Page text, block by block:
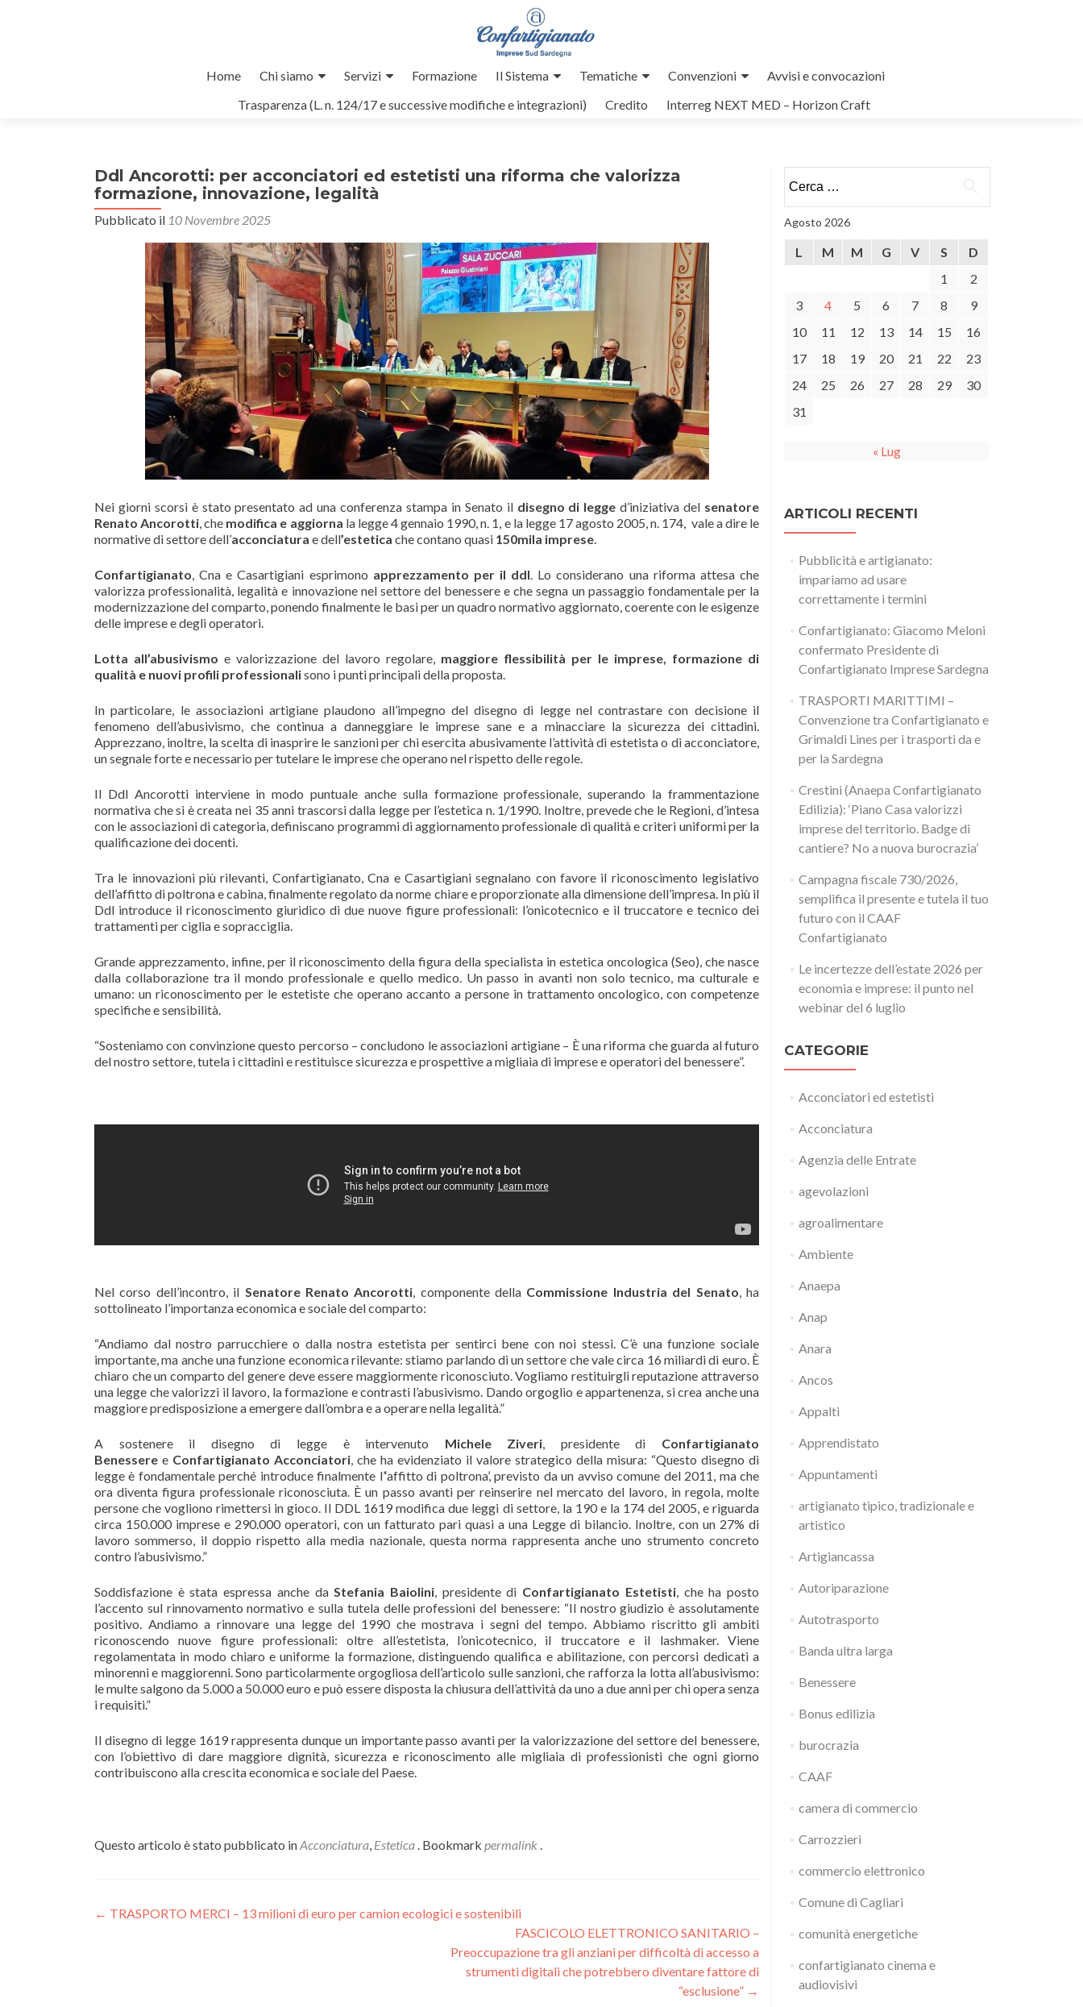
Home Chi siamo Servizi Formazione Il Sistema Tematiche Convenzioni
Avvisi e convocazioni
Trasparenza (L. n. 124/17 e successive modifiche e integrazioni)
Credito Interreg NEXT MED – Horizon Craft
Ddl Ancorotti: per acconciatori ed estetisti una riforma che valorizza
formazione, innovazione, legalità
Pubblicato il 10 Novembre 2025
Nei giorni scorsi è stato presentato ad una conferenza stampa in Senato ildisegno di legge d’iniziativa del senatore
Renato Ancorotti, che modifica e aggiorna la legge 4 gennaio 1990, n. 1, e la legge 17 agosto 2005, n. 174, vale a dire le
normative di settore dell’acconciatura e dell’estetica che contano quasi 150mila imprese.
Confartigianato, Cna e Casartigiani esprimono apprezzamento per il ddl. Lo considerano una riforma attesa che
valorizza professionalità, legalità e innovazione nel settore del benessere e che segna un passaggio fondamentale per la
modernizzazione del comparto, ponendo finalmente le basi per un quadro normativo aggiornato, coerente con le esigenze
delle imprese e degli operatori.
Lotta all’abusivismo e valorizzazione del lavoro regolare, maggiore flessibilità per le imprese, formazione di
qualità e nuovi profili professionalisono i punti principali della proposta.
In particolare, le associazioni artigiane plaudono all’impegno del disegno di legge nel contrastare con decisione il
fenomeno dell’abusivismo, che continua a danneggiare le imprese sane e a minacciare la sicurezza dei cittadini.
Apprezzano, inoltre, la scelta di inasprire le sanzioni per chi esercita abusivamente l’attività di estetista o di acconciatore,
un segnale forte e necessario per tutelare le imprese che operano nel rispetto delle regole.
Il Ddl Ancorotti interviene in modo puntuale anche sulla formazione professionale, superando la frammentazione
normativa che si è creata nei 35 anni trascorsi dalla legge per l’estetica n. 1/1990. Inoltre, prevede che le Regioni, d’intesa
con le associazioni di categoria, definiscano programmi di aggiornamento professionale di qualità e criteri uniformi per la
qualificazione dei docenti.
Tra le innovazioni più rilevanti, Confartigianato, Cna e Casartigiani segnalano con favore il riconoscimento legislativo
dell’affitto di poltrona e cabina, finalmente regolato da norme chiare e proporzionate alla dimensione dell’impresa. In più il
Ddl introduce il riconoscimento giuridico di due nuove figure professionali: l’onicotecnico e il truccatore e tecnico dei
trattamenti per ciglia e sopracciglia.
Grande apprezzamento, infine, per il riconoscimento della figura della specialista in estetica oncologica (Seo), che nasce
dalla collaborazione tra il mondo professionale e quello medico. Un passo in avanti non solo tecnico, ma culturale e
umano: un riconoscimento per le estetiste che operano accanto a persone in trattamento oncologico, con competenze
specifiche e sensibilità.
“Sosteniamo con convinzione questo percorso – concludono le associazioni artigiane – È una riforma che guarda al futuro
del nostro settore, tutela i cittadini e restituisce sicurezza e prospettive a migliaia di imprese e operatori del benessere”.
Nel corso dell’incontro, il Senatore Renato Ancorotti, componente della Commissione Industria del Senato, ha
sottolineato l’importanza economica e sociale del comparto:
“Andiamo dal nostro parrucchiere o dalla nostra estetista per sentirci bene con noi stessi. C’è una funzione sociale
importante, ma anche una funzione economica rilevante: stiamo parlando di un settore che vale circa 16 miliardi di euro. È
chiaro che un comparto del genere deve essere maggiormente riconosciuto. Vogliamo restituirgli reputazione attraverso
una legge che valorizzi il lavoro, la formazione e contrasti l’abusivismo. Dando orgoglio e appartenenza, si crea anche una
maggiore predisposizione a emergere dall’ombra e a operare nella legalità.”
A sostenere il disegno di legge è intervenuto Michele Ziveri, presidente di Confartigianato
Benessere e Confartigianato Acconciatori, che ha evidenziato il valore strategico della misura: “Questo disegno di
legge è fondamentale perché introduce finalmente l’‘affitto di poltrona’, previsto da un avviso comune del 2011, ma che
ora diventa figura professionale riconosciuta. È un passo avanti per reinserire nel mercato del lavoro, in regola, molte
persone che vogliono rimettersi in gioco. Il DDL 1619 modifica due leggi di settore, la 190 e la 174 del 2005, e riguarda
circa 150.000 imprese e 290.000 operatori, con un fatturato pari quasi a una Legge di bilancio. Inoltre, con un 27% di
lavoro sommerso, il doppio rispetto alla media nazionale, questa norma rappresenta anche uno strumento concreto
contro l’abusivismo.”
Soddisfazione è stata espressa anche daStefania Baiolini, presidente di Confartigianato Estetisti, che ha posto
l’accento sul rinnovamento normativo e sulla tutela delle professioni del benessere: “Il nostro giudizio è assolutamente
positivo. Andiamo a rinnovare una legge del 1990 che mostrava i segni del tempo. Abbiamo riscritto gli ambiti
riconoscendo nuove figure professionali: oltre all’estetista, l’onicotecnico, il truccatore e il lashmaker. Viene
regolamentata in modo chiaro e uniforme la formazione, distinguendo qualifica e abilitazione, con percorsi dedicati a
minorenni e maggiorenni. Sono particolarmente orgogliosa dell’articolo sulle sanzioni, che rafforza la lotta all’abusivismo:
le multe salgono da 5.000 a 50.000 euro e può essere disposta la chiusura dell’attività da uno a due anni per chi opera senza
i requisiti.”
Il disegno di legge 1619 rappresenta dunque un importante passo avanti per la valorizzazione del settore del benessere,
con l’obiettivo di dare maggiore dignità, sicurezza e riconoscimento alle migliaia di professionisti che ogni giorno
contribuiscono alla crescita economica e sociale del Paese.
Questo articolo è stato pubblicato inAcconciatura, Estetica . Bookmark permalink .
Navigazione
← TRASPORTO MERCI – 13 milioni di euro per camion ecologici e sostenibili
FASCICOLO ELETTRONICO SANITARIO –
Preoccupazione tra gli anziani per difficoltà di accesso a
strumenti digitali che potrebbero diventare fattore di
“esclusione” →
per:
Agosto 2026
L M M G V S
D
1
2
3
4 5 6 7 8
9
10
11 12 13 14 15
16
17
18 19 20 21 22
23
24
25 26 27 28 29
30
31
« Lug
ARTICOLI RECENTI
Pubblicità e artigianato:
impariamo ad usare
correttamente i termini
Confartigianato: Giacomo Meloni
confermato Presidente di
Confartigianato Imprese Sardegna
TRASPORTI MARITTIMI –
Convenzione tra Confartigianato e
Grimaldi Lines per i trasporti da e
per la Sardegna
Crestini (Anaepa Confartigianato
Edilizia): ‘Piano Casa valorizzi
imprese del territorio. Badge di
cantiere? No a nuova burocrazia’
Campagna fiscale 730/2026,
semplifica il presente e tutela il tuo
futuro con il CAAF
Confartigianato
Le incertezze dell’estate 2026 per
economia e imprese: il punto nel
webinar del 6 luglio
CATEGORIE
Acconciatori ed estetisti
Acconciatura
Agenzia delle Entrate
agevolazioni
agroalimentare
Ambiente
Anaepa
Anap
Anara
Ancos
Appalti
Apprendistato
Appuntamenti
artigianato tipico, tradizionale e
artistico
Artigiancassa
Autoriparazione
Autotrasporto
Banda ultra larga
Benessere
Bonus edilizia
burocrazia
CAAF
camera di commercio
Carrozzieri
commercio elettronico
Comune di Cagliari
comunità energetiche
confartigianato cinema e
audiovisivi